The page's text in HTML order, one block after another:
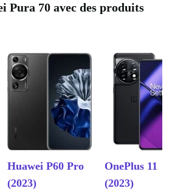
Pura 70 avec des produits
Huawei P60 Pro
(2023)
OnePlus 11
(2023)